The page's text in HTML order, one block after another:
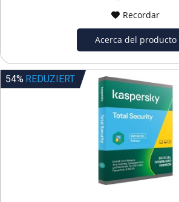
Recordar
Acerca del producto
54% REDUZIERT